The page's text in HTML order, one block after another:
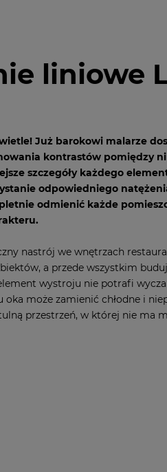
liniowe
Już barokowi malarze
kontrastów pomiędzy
szczegóły każdego
odpowiedniego
odmienić każde
nastrój we wnętrzach
a przede wszystkim
wystroju nie potrafi
może zamienić chłodne i
przestrzeń, w której nie ma